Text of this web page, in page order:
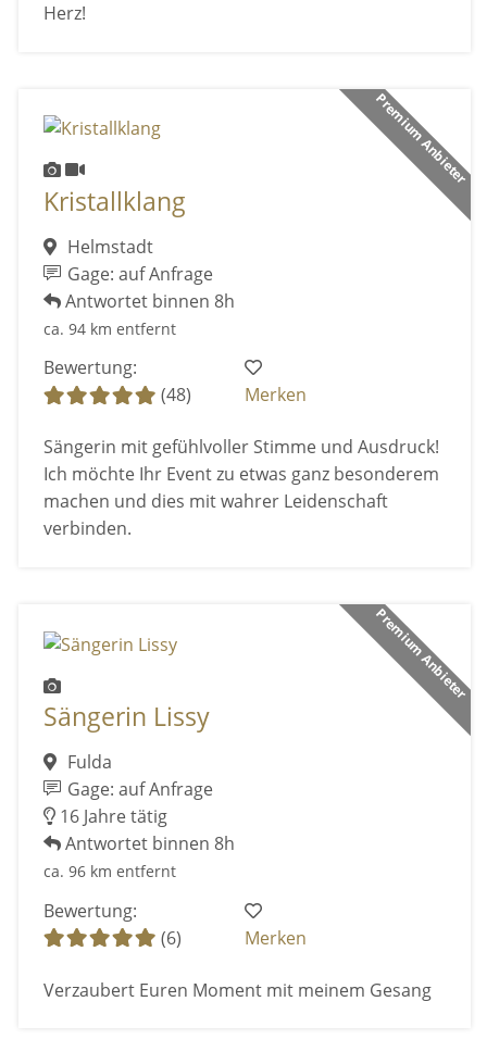
Herz!
Premium Anbieter
Kristallklang
Helmstadt
Gage: auf Anfrage
Antwortet binnen 8h
ca. 94 km entfernt
Bewertung:
(48)
Merken
Sängerin mit gefühlvoller Stimme und Ausdruck!
Ich möchte Ihr Event zu etwas ganz besonderem
machen und dies mit wahrer Leidenschaft
verbinden.
Premium Anbieter
Sängerin Lissy
Fulda
Gage: auf Anfrage
16 Jahre tätig
Antwortet binnen 8h
ca. 96 km entfernt
Bewertung:
(6)
Merken
Verzaubert Euren Moment mit meinem Gesang